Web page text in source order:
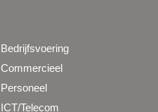
Bedrijfsvoering
Commercieel
Personeel
ICT/Telecom